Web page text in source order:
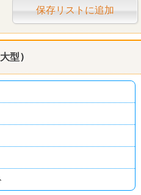
保存リストに追加
型)